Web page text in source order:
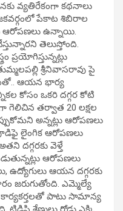
వ్యతిరేకంగా కథనాలు
పేకాట శిబిరాల
ఆరోపణలు ఉన్నాయి.
తెలుస్తోంది.
ప్రయోగిస్తున్నట్లు
శ్రీనివాసరావు పై
ఆయన భార్య
కోసం ఒకరి దగ్గర కోటి
గెలిచిన తర్వాత 20 లక్షల
అన్నట్లు ఆరోపణలు
లైంగిక ఆరోపణలు
దగ్గరకు వెళ్తే
ఆరోపణలు
ఆయన దగ్గరకు
జరుగుతోంది. ఎమ్మెల్యే
పాటు సామాన్య